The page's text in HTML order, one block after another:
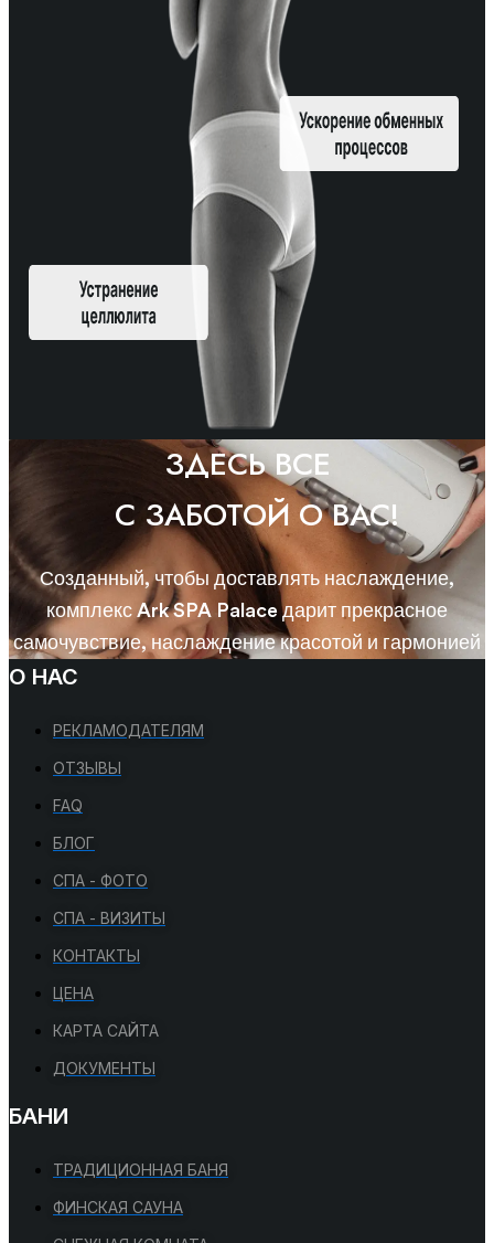
ЗДЕСЬ ВСЕ
С ЗАБОТОЙ О ВАС!
Созданный, чтобы доставлять наслаждение,
комплекс Ark SPA Palace дарит прекрасное
самочувствие, наслаждение красотой и гармонией
О НАС
РЕКЛАМОДАТЕЛЯМ
ОТЗЫВЫ
FAQ
БЛОГ
СПА - ФОТО
СПА - ВИЗИТЫ
КОНТАКТЫ
ЦЕНА
КАРТА САЙТА
ДОКУМЕНТЫ
БАНИ
ТРАДИЦИОННАЯ БАНЯ
ФИНСКАЯ САУНА